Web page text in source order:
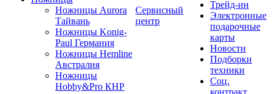
Ножницы Aurora
Тайвань
Ножницы Konig-
Paul Германия
Ножницы Hemline
Австралия
Ножницы
Hobby&Pro КНР
Сервисный
центр
Трейд-ин
Электронные
подарочные
карты
Новости
Подборки
техники
Соц.
контракт